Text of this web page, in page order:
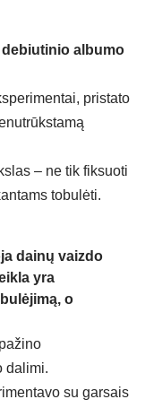
albumo
pristato
– ne tik fiksuoti
tobulėti.
dainų vaizdo
yra
o
dalimi.
su garsais